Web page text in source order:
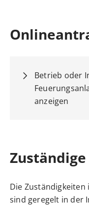
Betrieb oder
anzeigen
Die
sind geregelt in der